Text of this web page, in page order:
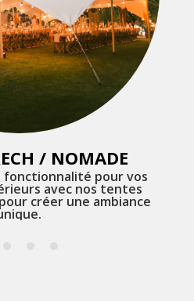
/ NOMADE
fonctionnalité pour vos
avec nos tentes
créer une ambiance